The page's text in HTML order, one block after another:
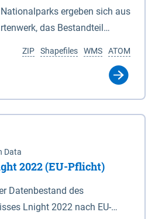
ergeben sich aus
das Bestandteil
: 100 000 (Anlage 2), 2.
1 : 5 000 (AK5) im
im Europäischen
1989 (ETRS 89) mit
Mercator-Abbildung
32 N (UTM 32N) dargestellt
gilt für die geografischen
ATOM
WMS
Shapefiles
ZIP
Data
2022 (EU-Pflicht)
Datenbestand des
Lnight 2022 nach EU-